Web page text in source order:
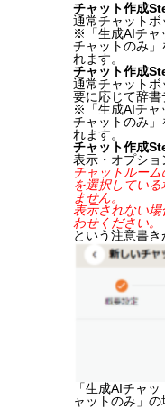
チャット作成
通常チャットボ
※「生成AIチャ
チャットのみ」
れます。
チャット作成
通常チャット
要に応じて辞書
※「生成AIチャ
チャットのみ」
れます。
チャット作成
表示・オプショ
チャットルーム
を選択してい
ません。
表示されない
わせください。
という注意書き
「生成AIチャ
ャットのみ」の